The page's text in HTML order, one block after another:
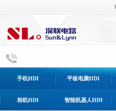
手机HDI 平板电脑HDI
相机HDI 智能机器人HDI